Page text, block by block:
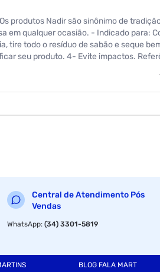
produtos Nadir são sinônimo de
em qualquer ocasião. - Indicado para:
tire todo o resíduo de sabão e seque
seu produto. 4- Evite impactos.
Central de Atendimento Pós
Vendas
WhatsApp:(34) 3301-5819
BLOG FALA MART